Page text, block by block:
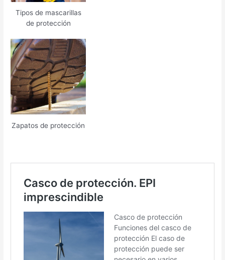
Tipos de mascarillas
de protección
Zapatos de protección